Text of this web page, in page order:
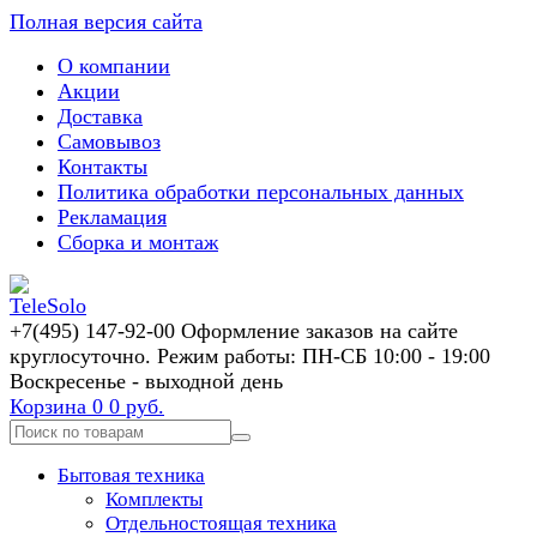
Полная версия сайта
О компании
Акции
Доставка
Самовывоз
Контакты
Политика обработки персональных данных
Рекламация
Сборка и монтаж
+7(495) 147-92-00 Оформление заказов на сайте
круглосуточно. Режим работы: ПН-СБ 10:00 - 19:00
Воскресенье - выходной день
Корзина 0 0 руб.
Бытовая техника
Комплекты
Отдельностоящая техника